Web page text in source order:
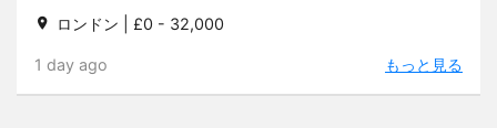
ロンドン | £0 - 32,000
1 day ago もっと見る